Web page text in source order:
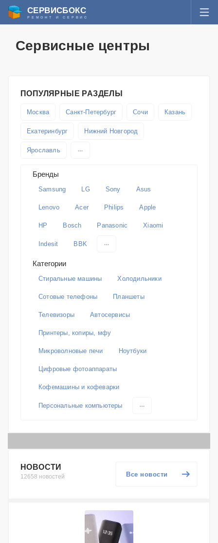
СЕРВИСБОКС
РЕМОНТ И СЕРВИС
Я забыл пароль
СТАТЬИ О РЕМОНТЕ
НОВОСТИ
Сервисные центры
ПОПУЛЯРНЫЕ РАЗДЕЛЫ
Москва Санкт-Петербург Сочи Казань
Екатеринбург Нижний Новгород
Ярославль
Бренды
Samsung LG Sony Asus
Lenovo Acer Philips Apple
HP Bosch Panasonic Xiaomi
Indesit BBK
Категории
Стиральные машины Холодильники
Сотовые телефоны Планшеты
Телевизоры Автосервисы
Принтеры, копиры, мфу
Микроволновые печи Ноутбуки
Цифровые фотоаппараты
Кофемашины и кофеварки
Персональные компьютеры
НОВОСТИ
12658 новостей Все новости